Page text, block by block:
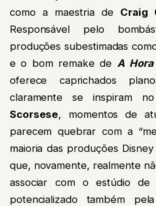
como a maestria de Craig
Responsável pelo
produções subestimadas
e o bom remake de A
oferece caprichados
claramente se inspiram
Scorsese, momentos de
parecem quebrar com a
maioria das produções
que, novamente, realmente
associar com o estúdio
potencializado também